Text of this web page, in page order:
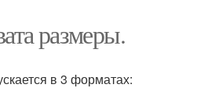
размеры.
в 3 форматах: